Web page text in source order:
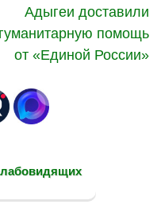
Адыгеи доставили
гуманитарную помощь
от «Единой России»